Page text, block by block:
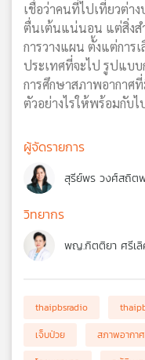
เชื่อว่าคนที่ไปเที่ยวต่าง
ตื่นเต้นแน่นอน แต่สิ่งส
การวางแผน ตั้งแต่การ
ประเทศที่จะไป รูปแบบ
การศึกษาสภาพอากาศ
ตัวอย่างไรให้พร้อมกับไ
ผู้จัดรายการ
สุรีย์พร วงศ์สถิต
วิทยากร
พญ.กิตติยา ศรีเ
thaipbsradio
เจ็บป่วย
สภาพอากาศ